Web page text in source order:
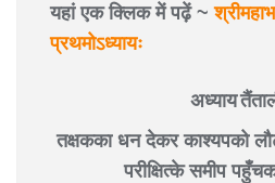
यहां एक क्लिक में पढ़ें ~
प्रथमोऽध्यायः
अध्याय
तक्षकका धन देकर काश्यपको
परीक्षित्के समीप